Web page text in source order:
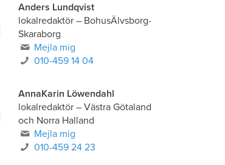
Anders Lundqvist
lokalredaktör– BohusÄlvsborg-
Skaraborg
Mejla mig
010-459 14 04
AnnaKarin Löwendahl
lokalredaktör– Västra Götaland
och Norra Halland
Mejla mig
010-459 24 23